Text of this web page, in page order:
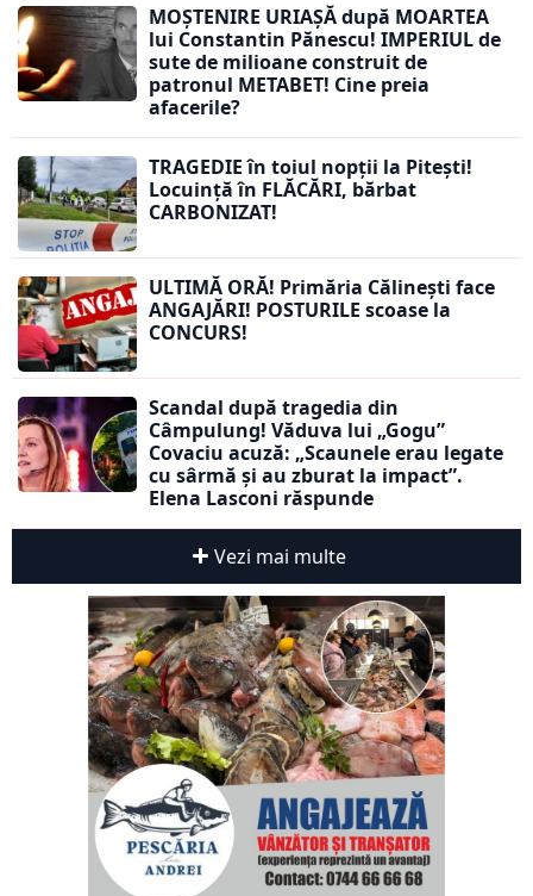
MOȘTENIRE URIAȘĂ după MOARTEA
lui Constantin Pănescu! IMPERIUL de
sute de milioane construit de
patronul METABET! Cine preia
afacerile?
TRAGEDIE în toiul nopții la Pitești!
Locuință în FLĂCĂRI, bărbat
CARBONIZAT!
ULTIMĂ ORĂ! Primăria Călinești face
ANGAJĂRI! POSTURILE scoase la
CONCURS!
Scandal după tragedia din
Câmpulung! Văduva lui „Gogu”
Covaciu acuză: „Scaunele erau legate
cu sârmă și au zburat la impact”.
Elena Lasconi răspunde
Vezi mai multe